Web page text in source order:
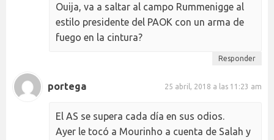
Ouija, va a saltar al campo Rummenigge al
estilo presidente del PAOK con un arma de
fuego en la cintura?
Responder
portega 25 abril, 2018 a las 11:23 am
El AS se supera cada día en sus odios.
Ayer le tocó a Mourinho a cuenta de Salah y